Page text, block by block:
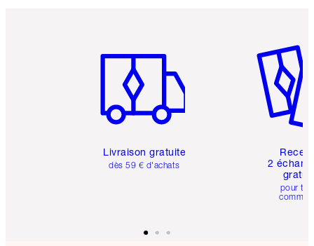
Livraison gratuite
dès 59 € d'achats
2
pour